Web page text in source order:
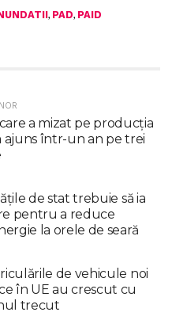
, PAD, PAID
a mizat pe producția
ajuns într-un an pe trei
de stat trebuie să ia
pentru a reduce
la orele de seară
de vehicule noi
în UE au crescut cu
trecut